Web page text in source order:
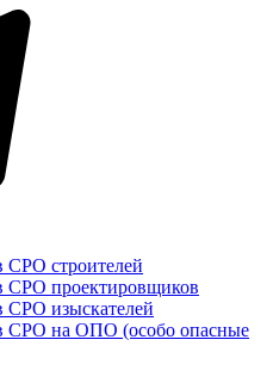
СРО строителей
СРО проектировщиков
СРО изыскателей
СРО на ОПО (особо опасные